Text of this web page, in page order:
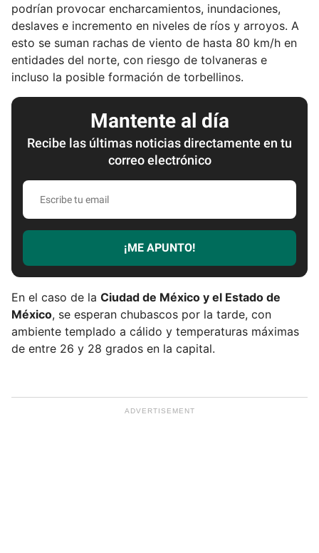
podrían provocar encharcamientos, inundaciones,
deslaves e incremento en niveles de ríos y arroyos. A
esto se suman rachas de viento de hasta 80 km/h en
entidades del norte, con riesgo de tolvaneras e
incluso la posible formación de torbellinos.
Mantente al día
Recibe las últimas noticias directamente en tu
correo electrónico
E
c
r
t
¡ME APUNTO!
En el caso de la Ciudad de México y el Estado de
México, se esperan chubascos por la tarde, con
ambiente templado a cálido y temperaturas máximas
de entre 26 y 28 grados en la capital.